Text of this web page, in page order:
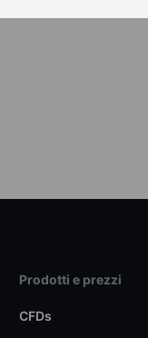
Prodotti e prezzi
CFDs